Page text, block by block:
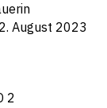
August 2023
2